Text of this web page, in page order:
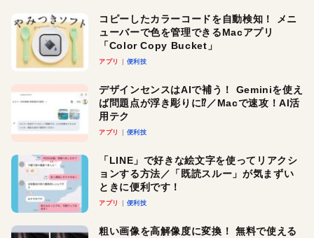
コピーしたカラーコードを自動検知！ メニ
ューバーで色を管理できるMacアプリ
「Color Copy Bucket」
アプリ 便利技
デザインセンスはAIで補う！ Geminiを使え
ば問題点が浮き彫りに⁉︎／Macで速攻！AI活
用テク
アプリ 便利技
「LINE」で好きな絵文字を使ってリアクシ
ョンする方法／「既読スルー」が気まずい
ときに便利です！
アプリ 便利技
粗い画像を高解像度に変換！ 無料で使える